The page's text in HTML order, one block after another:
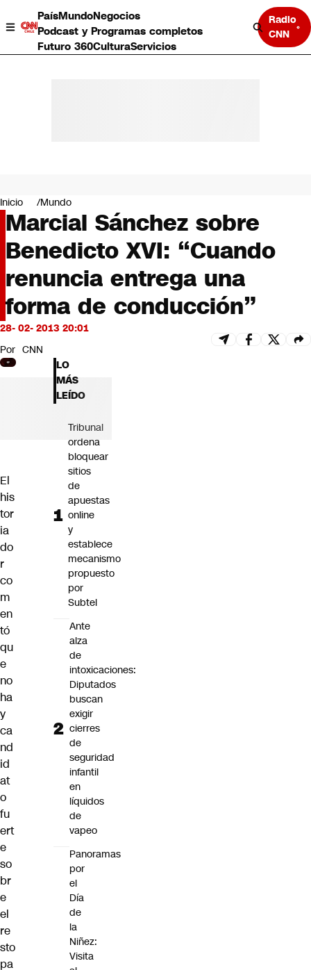
PaísMundoNegocios
Podcast y Programas completos
Futuro 360CulturaServicios
Radio
CNN
Negocios
Deportes
Programas completos
Cultura
Servicios
Bits
CNN tiempo
Futuro 360
Inicio Mundo
Marcial Sánchez sobre
Benedicto XVI: “Cuando
renuncia entrega una
forma de conducción”
28- 02- 2013 20:01
Por CNN
El
his
tor
ia
do
r
co
m
en
tó
qu
e
no
ha
y
ca
nd
id
at
o
fu
ert
e
so
br
e
el
re
sto
pa
LO
MÁS
LEÍDO
Tribunal
ordena
bloquear
sitios
de
apuestas
online
y
establece
mecanismo
propuesto
por
Subtel
Ante
alza
de
intoxicaciones:
Diputados
buscan
exigir
cierres
de
seguridad
infantil
en
líquidos
de
vapeo
Panoramas
por
el
Día
de
la
Niñez:
Visita